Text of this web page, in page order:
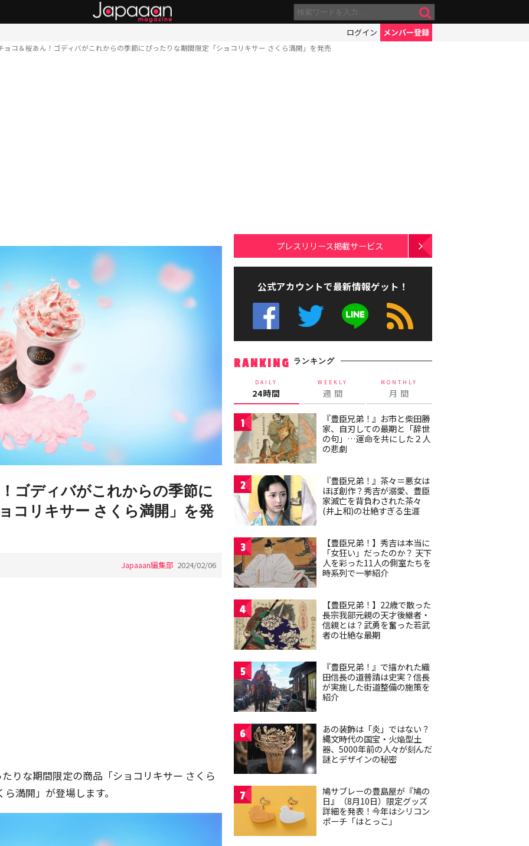
ログイン メンバー登録
ョコ＆桜あん！ゴディバがこれからの季節にぴったりな期間限定「ショコリキサー さくら満開」を発売
ゴディバがこれからの季節に
コリキサー さくら満開」を発
Japaaan編集部 2024/02/06
りな期間限定の商品「ショコリキサー さくら
満開」が登場します。
プレスリリース掲載サービス
公式アカウントで最新情報ゲット！
RANKING ランキング
DAILY
24時間
WEEKLY
週 間
MONTHLY
月 間
1
『豊臣兄弟！』お市と柴田勝
家、自刃しての最期と「辞世
の句」…運命を共にした２人
の悲劇
2
『豊臣兄弟！』茶々＝悪女は
ほぼ創作？秀吉が溺愛、豊臣
家滅亡を背負わされた茶々
(井上和)の壮絶すぎる生涯
3
【豊臣兄弟！】秀吉は本当に
「女狂い」だったのか？ 天下
人を彩った11人の側室たちを
時系列で一挙紹介
4
【豊臣兄弟！】22歳で散った
長宗我部元親の天才後継者・
信親とは？武勇を奮った若武
者の壮絶な最期
5
『豊臣兄弟！』で描かれた織
田信長の道普請は史実？信長
が実施した街道整備の施策を
紹介
6
あの装飾は「炎」ではない？
縄文時代の国宝・火焔型土
器、5000年前の人々が刻んだ
謎とデザインの秘密
7
鳩サブレーの豊島屋が『鳩の
日』（8月10日）限定グッズ
詳細を発表！今年はシリコン
ポーチ「はとっこ」